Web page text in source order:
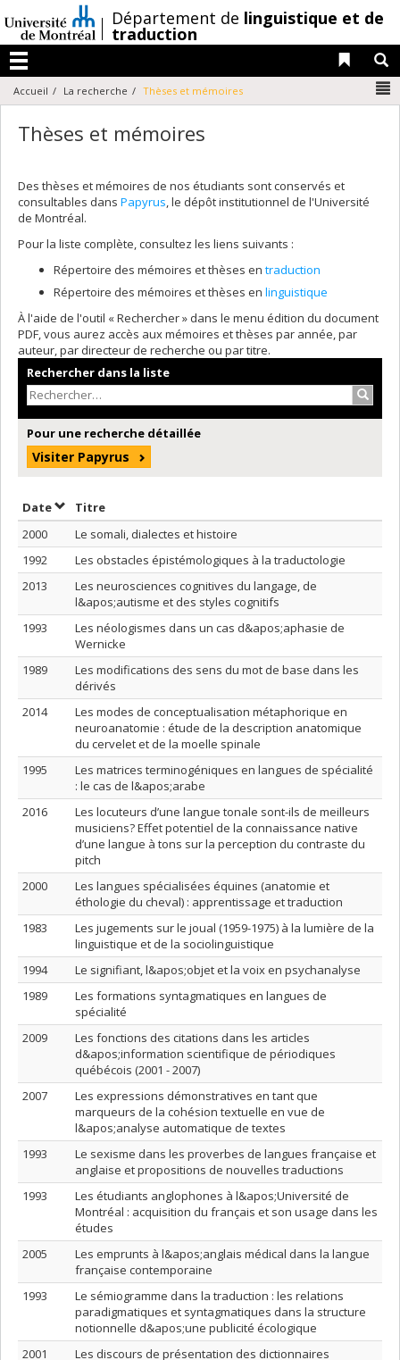
au
contenu
/Département de linguistique et de
traduction
Menu
Liens
Accueil La recherche Thèses et mémoires
Thèses et mémoires
Des thèses et mémoires de nos étudiants sont conservés et
consultables dans Papyrus, le dépôt institutionnel de l'Université
de Montréal.
Pour la liste complète, consultez les liens suivants :
Répertoire des mémoires et thèses en traduction
Répertoire des mémoires et thèses en linguistique
À l'aide de l'outil « Rechercher » dans le menu édition du document
PDF, vous aurez accès aux mémoires et thèses par année, par
auteur, par directeur de recherche ou par titre.
Rechercher dans la liste
Pour une recherche détaillée
Visiter Papyrus
DateTrier par date en ordre décroissant
Titre
2000
Le somali, dialectes et histoire
1992
Les obstacles épistémologiques à la traductologie
2013
Les neurosciences cognitives du langage, de
l&apos;autisme et des styles cognitifs
1993
Les néologismes dans un cas d&apos;aphasie de
Wernicke
1989
Les modifications des sens du mot de base dans les
dérivés
2014
Les modes de conceptualisation métaphorique en
neuroanatomie : étude de la description anatomique
du cervelet et de la moelle spinale
1995
Les matrices terminogéniques en langues de spécialité
: le cas de l&apos;arabe
2016
Les locuteurs d’une langue tonale sont-ils de meilleurs
musiciens? Effet potentiel de la connaissance native
d’une langue à tons sur la perception du contraste du
pitch
2000
Les langues spécialisées équines (anatomie et
éthologie du cheval) : apprentissage et traduction
1983
Les jugements sur le joual (1959-1975) à la lumière de la
linguistique et de la sociolinguistique
1994
Le signifiant, l&apos;objet et la voix en psychanalyse
1989
Les formations syntagmatiques en langues de
spécialité
2009
Les fonctions des citations dans les articles
d&apos;information scientifique de périodiques
québécois (2001 - 2007)
2007
Les expressions démonstratives en tant que
marqueurs de la cohésion textuelle en vue de
l&apos;analyse automatique de textes
1993
Le sexisme dans les proverbes de langues française et
anglaise et propositions de nouvelles traductions
1993
Les étudiants anglophones à l&apos;Université de
Montréal : acquisition du français et son usage dans les
études
2005
Les emprunts à l&apos;anglais médical dans la langue
française contemporaine
1993
Le sémiogramme dans la traduction : les relations
paradigmatiques et syntagmatiques dans la structure
notionnelle d&apos;une publicité écologique
2001
Les discours de présentation des dictionnaires